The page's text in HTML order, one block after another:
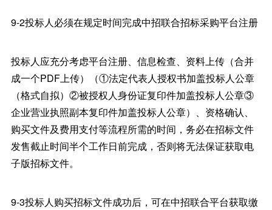
9-2投标人必须在规定时间完成中招联合招标采购平台注册
投标人应充分考虑平台注册、信息检查、资料上传（合并
成一个PDF上传）（①法定代表人授权书加盖投标人公章
（格式自拟）②被授权人身份证复印件加盖投标人公章③
企业营业执照副本复印件加盖投标人公章）、资格确认、
购买文件及费用支付等流程所需的时间，务必在招标文件
发售截止时间半个工作日前完成，否则将无法保证获取电
子版招标文件。
9-3投标人购买招标文件成功后，可在中招联合平台获取缴